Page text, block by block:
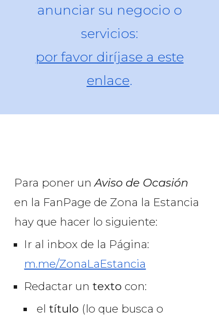
anunciar su negocio o
servicios:
por favor diríjase a este
enlace.
Para poner unAviso de Ocasión
en la FanPage de Zona la Estancia
hay que hacer lo siguiente:
Ir al inbox de la Página:
m.me/ZonaLaEstancia
Redactar untextocon:
eltítulo (lo que busca o